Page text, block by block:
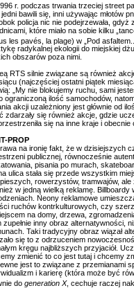
r. podczas trwania trzeciej street
bawili się, inni używając młotów
policja nic nie podejrzewała, gdyż
które miało na sobie kilku
les pavés, la plage) w „Pod
radykalnej ekologii do miejskiej
obszarów poza nimi.
RTS silnie związane są również
(najczęściej ostatni piątek
„My nie blokujemy ruchu, sami
ograniczoną ilość samochodów,
akcji uzależniony jest głównie od
zdarzały się również akcje, gdzie
się na inne kraje i
PROP
na ironię fakt, że w dzisiejszych
publicznej, równocześnie
pisania po murach,
ulica stała się przede wszystkim
rowerzystów, tramwajów,
w jedną wielką reklamę.
Neony reklamowe
ruchów kontrkulturowych, czy
na domy, drzewa,
zupełnie inny obraz alternatywności,
Taki tradycyjny obraz wiązał
się to z odrzuceniem
kręgu najbliższych przyjaciół.
zmienić to co jest tutaj i chcemy
jest to związane z przemianami
i karierę (która może być
do generation X, cechuje raczej